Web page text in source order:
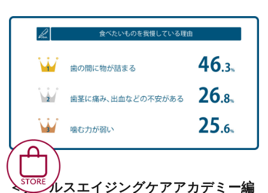
＜ナールスエイジングケアアカデミー編